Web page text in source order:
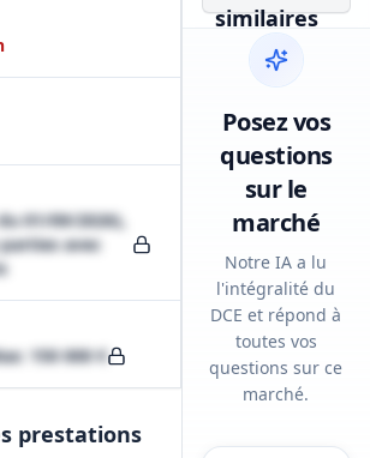
01/09/2026),
avec
150 000 €
prestations
similaires
Posez vos
questions
sur le
marché
Notre IA a lu
l'intégralité du
DCE et répond à
toutes vos
questions sur ce
marché.